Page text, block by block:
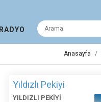
RADYO
Anasayfa
Yıldızlı Pekiyi
YILDIZLI PEKİYİ